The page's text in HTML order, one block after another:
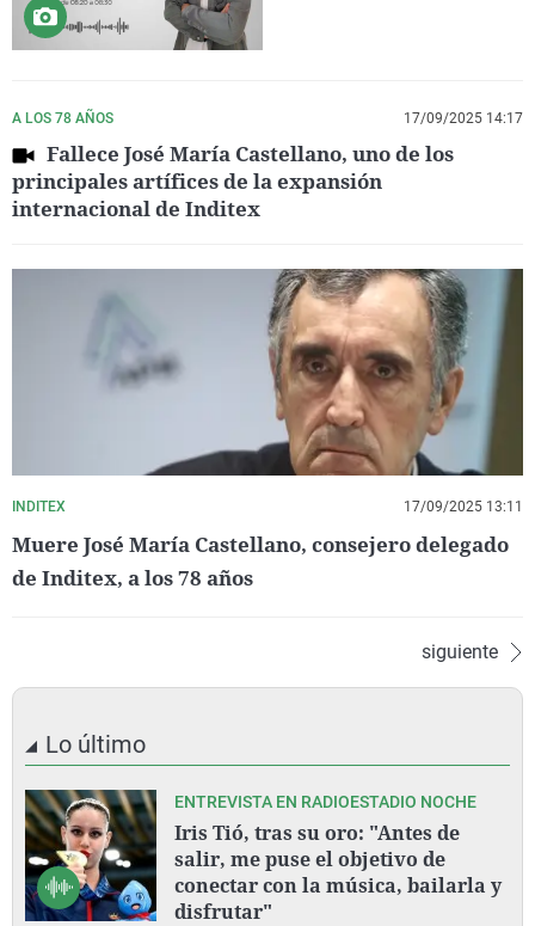
A LOS 78 AÑOS 17/09/2025 14:17
Fallece José María Castellano, uno de los
principales artífices de la expansión
internacional de Inditex
INDITEX 17/09/2025 13:11
Muere José María Castellano, consejero delegado
de Inditex, a los 78 años
siguiente
Lo último
ENTREVISTA EN RADIOESTADIO NOCHE
Iris Tió, tras su oro: "Antes de
salir, me puse el objetivo de
conectar con la música, bailarla y
disfrutar"